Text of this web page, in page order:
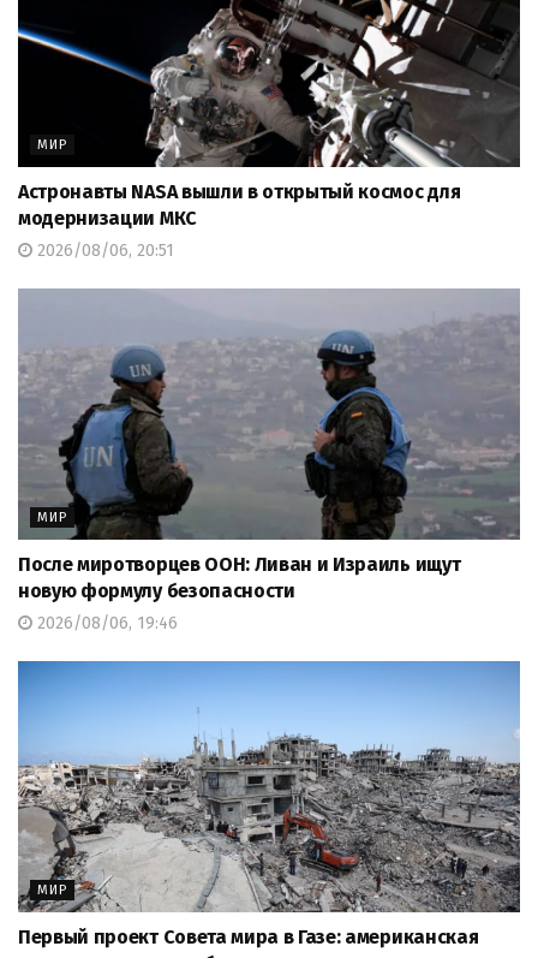
МИР
Астронавты NASA вышли в открытый космос для
модернизации МКС
2026/08/06, 20:51
МИР
После миротворцев ООН: Ливан и Израиль ищут
новую формулу безопасности
2026/08/06, 19:46
МИР
Первый проект Совета мира в Газе: американская